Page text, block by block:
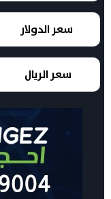
سعر الدولار
سعر الريال